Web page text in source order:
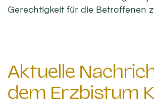
Gerechtigkeit für die Betroffenen
Aktuelle
dem Erzbistum